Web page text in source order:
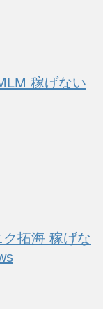
稼げない
拓海 稼げな